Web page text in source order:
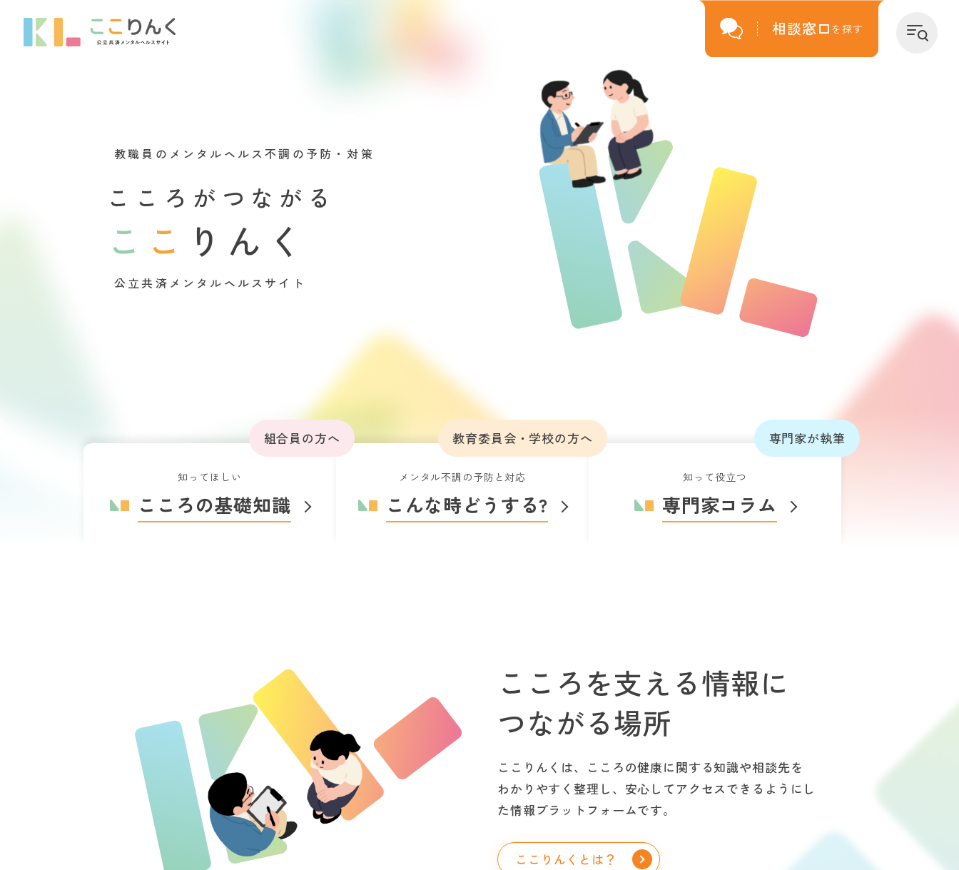
相談窓口 を探す
教職員のメンタルヘルス不調の予防・対策
こころがつながる
こ こ りんく
公立共済メンタルヘルスサイト
組合員の方へ
知ってほしい
こころの基礎知識
教育委員会・学校の方へ
メンタル不調の予防と対応
こんな時どうする?
専門家が執筆
知って役立つ
専門家コラム
こころを支える情報に
つながる場所
ここりんくは、こころの健康に関する知識や相談先を
わかりやすく整理し、安心してアクセスできるようにし
た情報プラットフォームです。
ここりんくとは？